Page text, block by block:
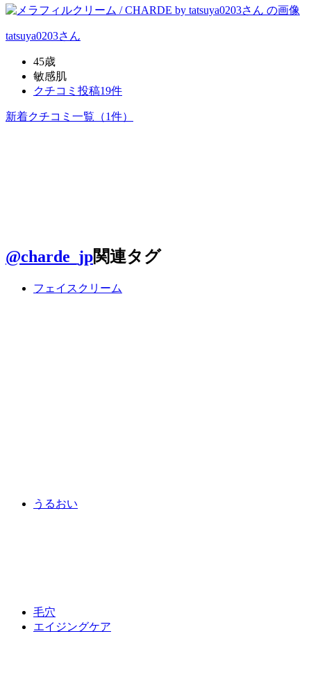
tatsuya0203さん
45歳
敏感肌
クチコミ投稿19件
新着クチコミ一覧 （1件）
@charde_jp関連タグ
フェイスクリーム
うるおい
毛穴
エイジングケア